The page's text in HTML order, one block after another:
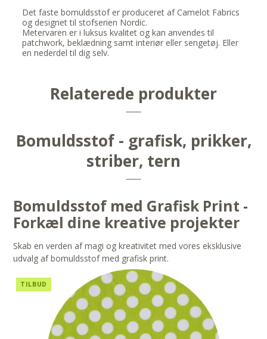
Det faste bomuldsstof er produceret af Camelot Fabrics
og designet til stofserien Nordic.
Metervaren er i luksus kvalitet og kan anvendes til
patchwork, beklædning samt interiør eller sengetøj. Eller
en nederdel til dig selv.
Relaterede produkter
Bomuldsstof - grafisk, prikker,
striber, tern
Bomuldsstof med Grafisk Print -
Forkæl dine kreative projekter
Skab en verden af magi og kreativitet med vores eksklusive
udvalg af bomuldsstof med grafisk print.
TILBUD